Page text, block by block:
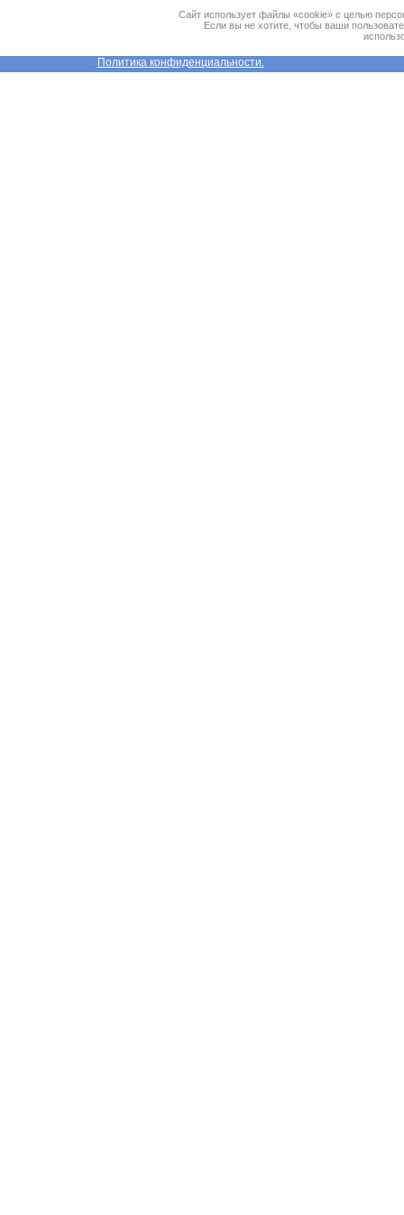
Сайт использует файлы «cookie» с целью
Если вы не хотите, чтобы ваши
Политика конфиденциальности.